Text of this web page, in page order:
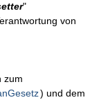
"
von
zum
) und dem